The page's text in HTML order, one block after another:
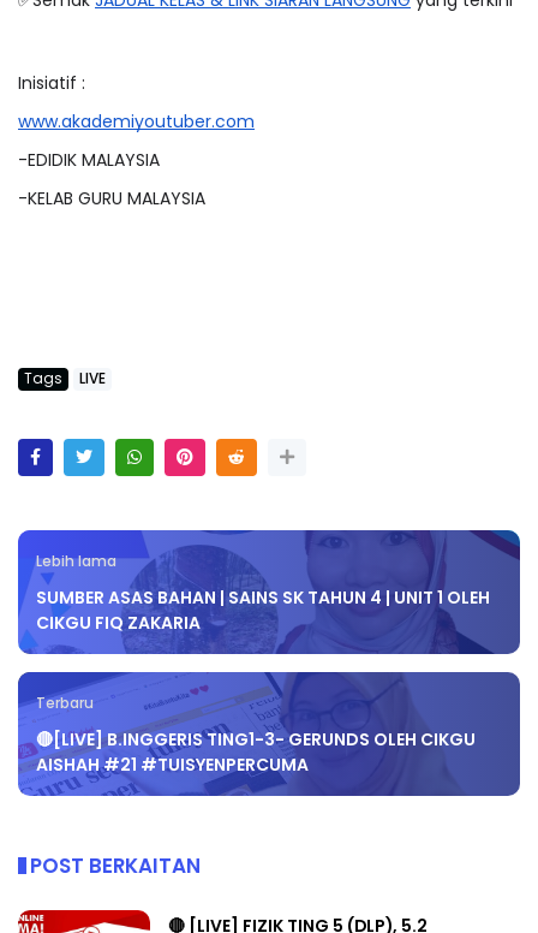
Inisiatif :
www.akademiyoutuber.com
-EDIDIK MALAYSIA
-KELAB GURU MALAYSIA
Tags LIVE
Lebih lama
SUMBER ASAS BAHAN | SAINS SK TAHUN 4 | UNIT 1 OLEH
CIKGU FIQ ZAKARIA
Terbaru
🔴[LIVE] B.INGGERIS TING1-3- GERUNDS OLEH CIKGU
AISHAH #21 #TUISYENPERCUMA
POST BERKAITAN
🔴 [LIVE] FIZIK TING 5 (DLP), 5.2